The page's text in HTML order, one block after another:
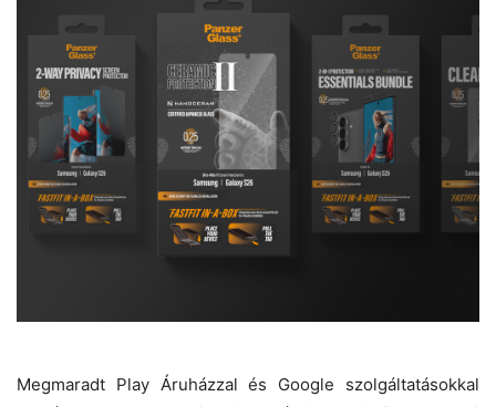
Megmaradt Play Áruházzal és Google szolgáltatásokkal